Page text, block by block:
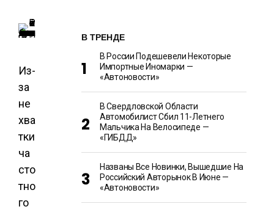
Из-
за
не
хва
тки
ча
сто
тно
го
В ТРЕНДЕ
В России Подешевели Некоторые
Импортные Иномарки —
«Автоновости»
В Свердловской Области
Автомобилист Сбил 11-Летнего
Мальчика На Велосипеде —
«ГИБДД»
Названы Все Новинки, Вышедшие На
Российский Авторынок В Июне —
«Автоновости»